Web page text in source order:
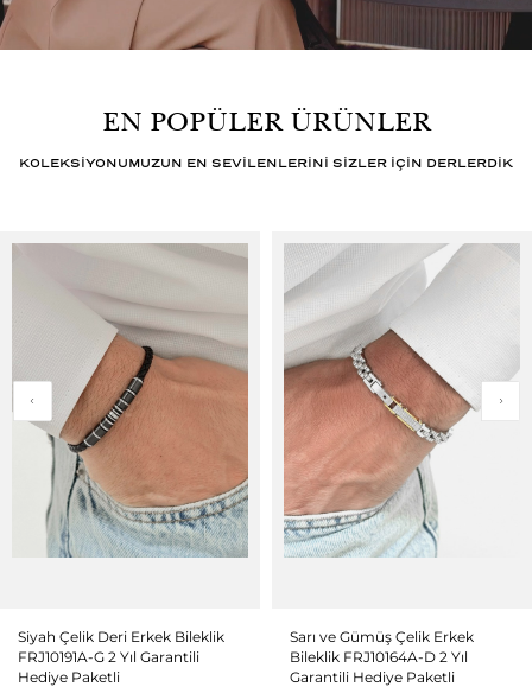
EN POPÜLER ÜRÜNLER
KOLEKSİYONUMUZUN EN SEVİLENLERİNİ SİZLER İÇİN DERLERDİK
Siyah Çelik Deri Erkek Bileklik
FRJ10191A-G 2 Yıl Garantili
Hediye Paketli
Sarı ve Gümüş Çelik Erkek
Bileklik FRJ10164A-D 2 Yıl
Garantili Hediye Paketli